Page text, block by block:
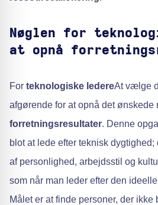
Nøglen for
at opnå
For teknologiske ledereAt vælge
afgørende for at opnå det ønskede
forretningsresultater. Denne
blot at lede efter teknisk
af personlighed, arbejdsstil og
som når man leder efter den
Målet er at finde personer, der ikke